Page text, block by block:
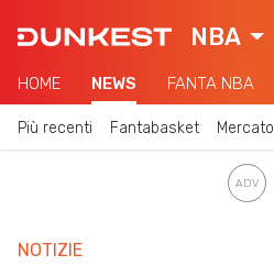
NBA
HOME NEWS FANTA NBA
Più recenti Fantabasket Mercato
NOTIZIE